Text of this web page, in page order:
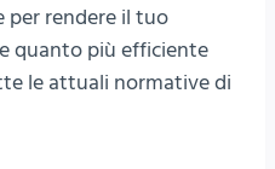
per rendere il tuo
quanto più efficiente
le attuali normative di